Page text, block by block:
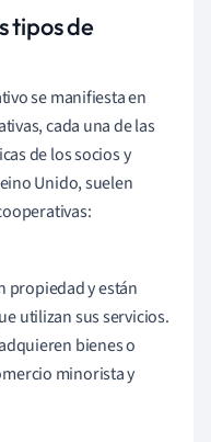
tipos de
se manifiesta en
cada una de las
de los socios y
Unido, suelen
propiedad y están
utilizan sus servicios.
bienes o
minorista y